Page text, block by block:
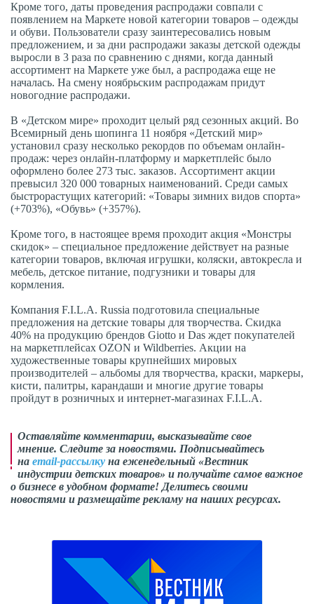
Кроме того, даты проведения распродажи совпали с
появлением на Маркете новой категории товаров – одежды
и обуви. Пользователи сразу заинтересовались новым
предложением, и за дни распродажи заказы детской одежды
выросли в 3 раза по сравнению с днями, когда данный
ассортимент на Маркете уже был, а распродажа еще не
началась. На смену ноябрьским распродажам придут
новогодние распродажи.
В «Детском мире» проходит целый ряд сезонных акций. Во
Всемирный день шопинга 11 ноября «Детский мир»
установил сразу несколько рекордов по объемам онлайн-
продаж: через онлайн-платформу и маркетплейс было
оформлено более 273 тыс. заказов. Ассортимент акции
превысил 320 000 товарных наименований. Среди самых
быстрорастущих категорий: «Товары зимних видов спорта»
(+703%), «Обувь» (+357%).
Кроме того, в настоящее время проходит акция «Монстры
скидок» – специальное предложение действует на разные
категории товаров, включая игрушки, коляски, автокресла и
мебель, детское питание, подгузники и товары для
кормления.
Компания F.I.L.A. Russia подготовила специальные
предложения на детские товары для творчества. Скидка
40% на продукцию брендов Giotto и Das ждет покупателей
на маркетплейсах OZON и Wildberries. Акции на
художественные товары крупнейших мировых
производителей – альбомы для творчества, краски, маркеры,
кисти, палитры, карандаши и многие другие товары
пройдут в розничных и интернет-магазинах F.I.L.A.
Оставляйте комментарии, высказывайте свое
мнение. Следите за новостями. Подписывайтесь
на email-рассылку на еженедельный «Вестник
индустрии детских товаров» и получайте самое важное
о бизнесе в удобном формате! Делитесь своими
новостями и размещайте рекламу на наших ресурсах.